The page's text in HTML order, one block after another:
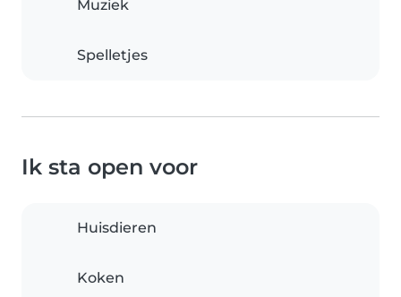
Muziek
Spelletjes
Ik sta open voor
Huisdieren
Koken